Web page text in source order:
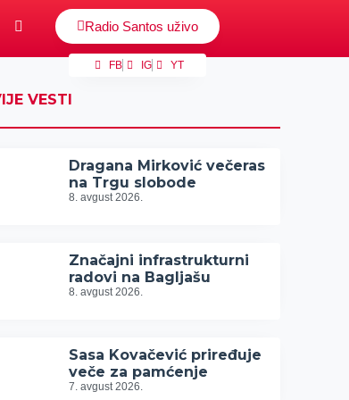
Radio Santos uživo
FB IG YT
VESTI
Dragana Mirković večeras
na Trgu slobode
8. avgust 2026.
Značajni infrastrukturni
radovi na Bagljašu
8. avgust 2026.
Sasa Kovačević priređuje
veče za pamćenje
7. avgust 2026.